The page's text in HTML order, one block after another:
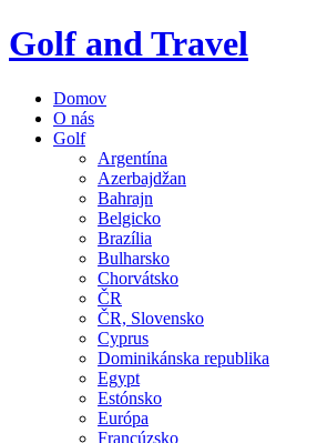
Golf and Travel
Domov
O nás
Golf
Argentína
Azerbajdžan
Bahrajn
Belgicko
Brazília
Bulharsko
Chorvátsko
ČR
ČR, Slovensko
Cyprus
Dominikánska republika
Egypt
Estónsko
Európa
Francúzsko